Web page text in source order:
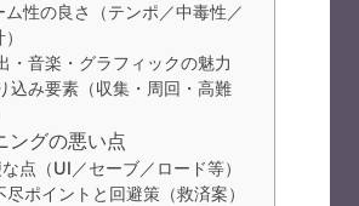
ム性の良さ（テンポ／中毒性／
・音楽・グラフィックの魅力
込み要素（収集・周回・高難
ングの悪い点
点（UI／セーブ／ロード等）
尽ポイントと回避策（救済案）